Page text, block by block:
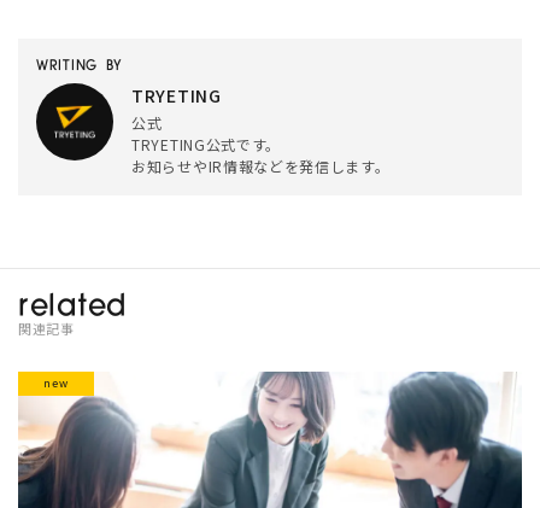
WRITING BY
TRYETING
公式
TRYETING公式です。
お知らせやIR情報などを発信します。
related
関連記事